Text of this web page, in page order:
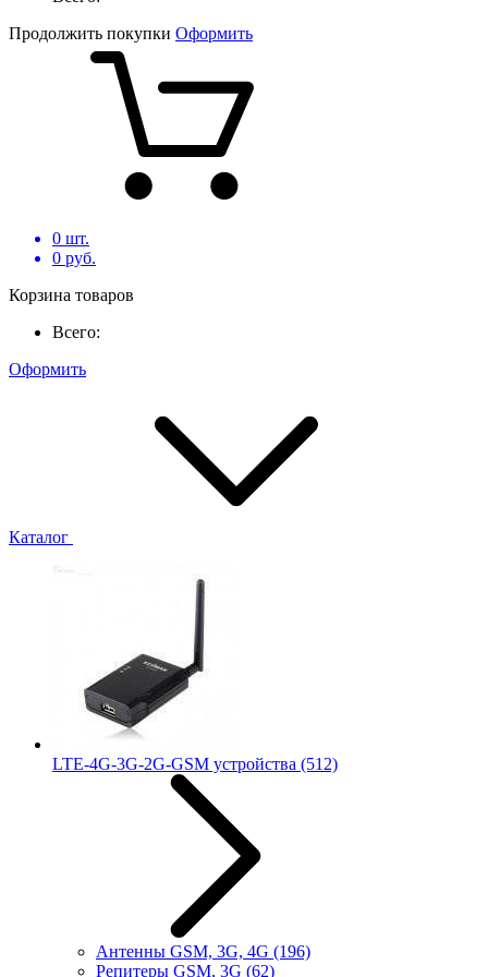
Продолжить покупки Оформить
0 шт.
0 руб.
Корзина товаров
Всего:
Оформить
Каталог
LTE-4G-3G-2G-GSM устройства (512)
Антенны GSM, 3G, 4G (196)
Репитеры GSM, 3G (62)